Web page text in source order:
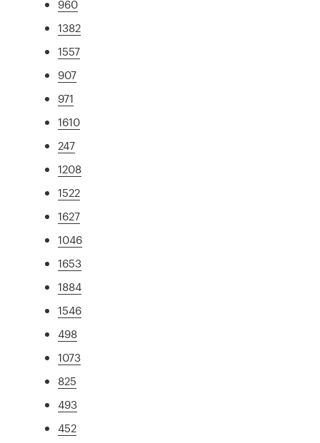
960
1382
1557
907
971
1610
247
1208
1522
1627
1046
1653
1884
1546
498
1073
825
493
452